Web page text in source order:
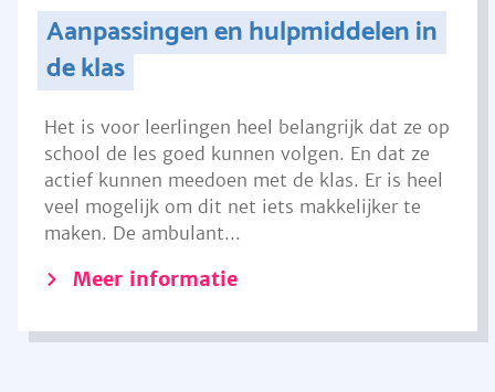
Aanpassingen en hulpmiddelen in
de klas
Het is voor leerlingen heel belangrijk dat ze op
school de les goed kunnen volgen. En dat ze
actief kunnen meedoen met de klas. Er is heel
veel mogelijk om dit net iets makkelijker te
maken. De ambulant...
Meer informatie